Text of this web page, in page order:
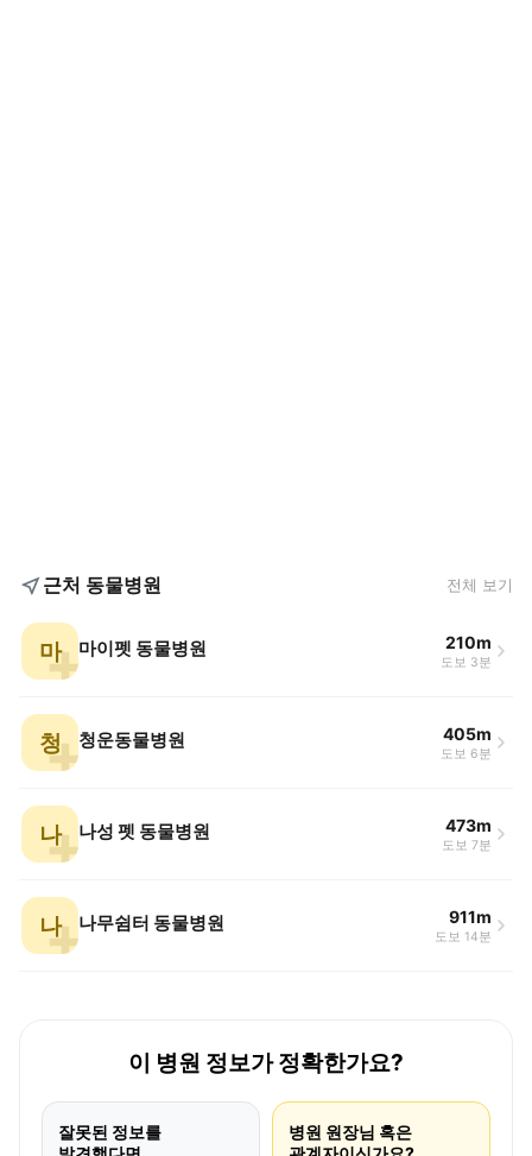
근처 동물병원 전체 보기
마 마이펫 동물병원 210m
도보 3분
청 청운동물병원 405m
도보 6분
나 나성 펫 동물병원 473m
도보 7분
나 나무쉼터 동물병원 911m
도보 14분
이 병원 정보가 정확한가요?
잘못된 정보를
병원 원장님 혹은